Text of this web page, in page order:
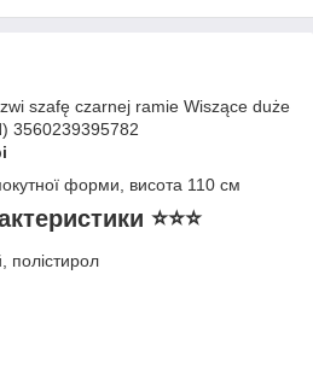
форми, висота 110 см
⭐⭐⭐
полістирол